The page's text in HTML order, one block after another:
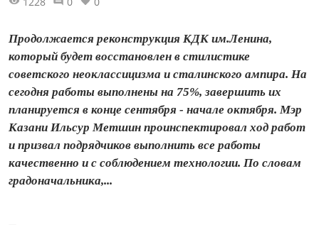
Продолжается реконструкция КДК им.Ленина,
который будет восстановлен в стилистике
советского неоклассицизма и сталинского ампира. На
сегодня работы выполнены на 75%, завершить их
планируется в конце сентября - начале октября. Мэр
Казани Ильсур Метшин проинспектировал ход работ
и призвал подрядчиков выполнить все работы
качественно и с соблюдением технологии. По словам
градоначальника,...